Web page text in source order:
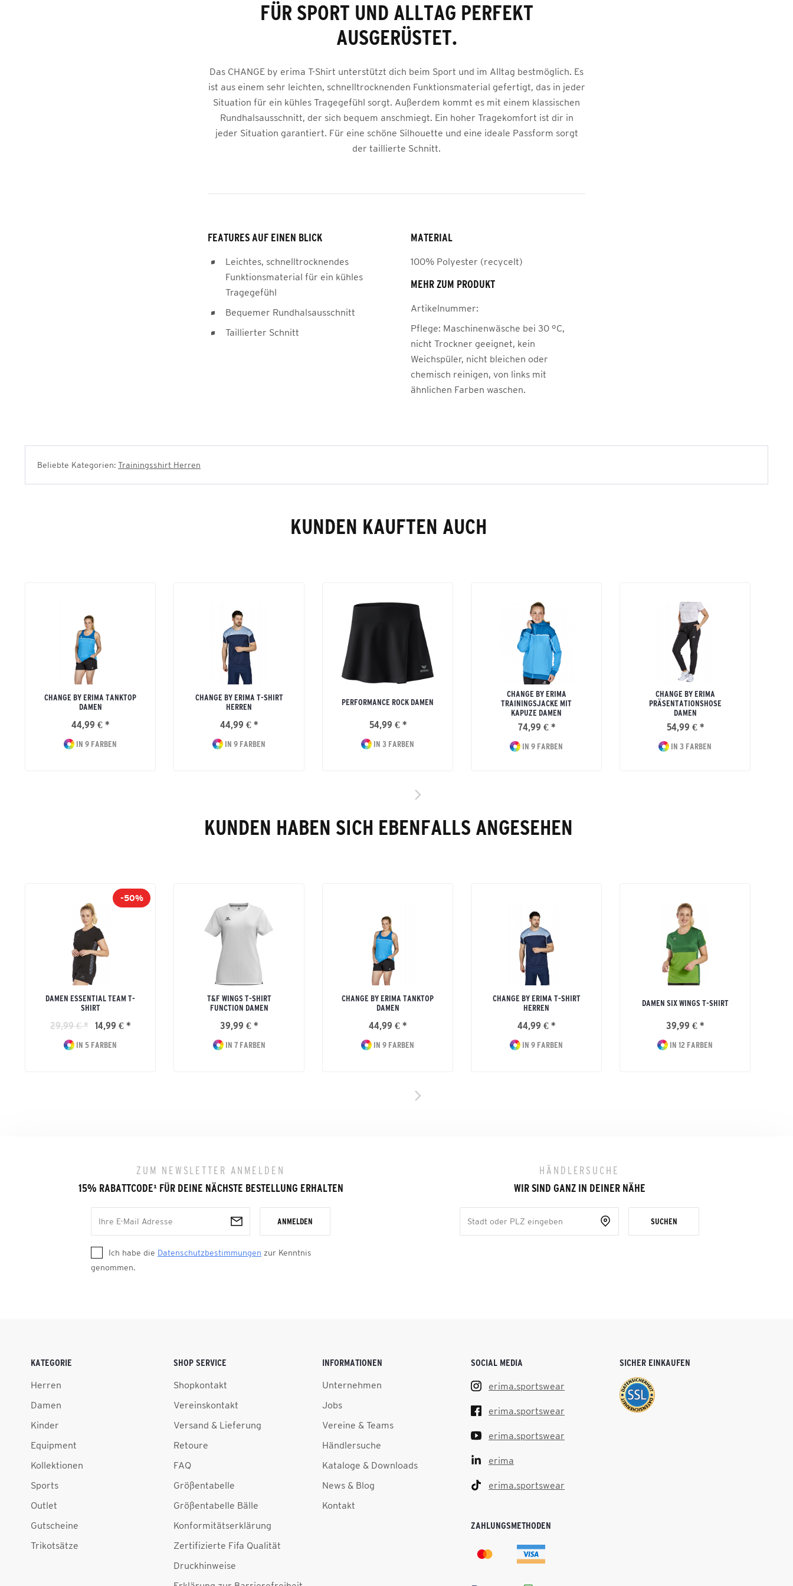
FÜR SPORT UND ALLTAG PERFEKT
AUSGERÜSTET.
Das CHANGE by erima T-Shirt unterstützt dich beim Sport und im Alltag bestmöglich. Es
ist aus einem sehr leichten, schnelltrocknenden Funktionsmaterial gefertigt, das in jeder
Situation für ein kühles Tragegefühl sorgt. Außerdem kommt es mit einem klassischen
Rundhalsausschnitt, der sich bequem anschmiegt. Ein hoher Tragekomfort ist dir in
jeder Situation garantiert. Für eine schöne Silhouette und eine ideale Passform sorgt
der taillierte Schnitt.
FEATURES AUF EINEN BLICK
Leichtes, schnelltrocknendes
Funktionsmaterial für ein kühles
Tragegefühl
Bequemer Rundhalsausschnitt
Taillierter Schnitt
MATERIAL
100% Polyester (recycelt)
MEHR ZUM PRODUKT
Artikelnummer:
Pflege: Maschinenwäsche bei 30 °C,
nicht Trockner geeignet, kein
Weichspüler, nicht bleichen oder
chemisch reinigen, von links mit
ähnlichen Farben waschen.
Beliebte Kategorien: Trainingsshirt Herren
KUNDEN KAUFTEN AUCH
CHANGE BY ERIMA TANKTOP
DAMEN
44,99 € *
IN 9 FARBEN
CHANGE BY ERIMA T-SHIRT
HERREN
44,99 € *
IN 9 FARBEN
PERFORMANCE ROCK DAMEN
54,99 € *
IN 3 FARBEN
CHANGE BY ERIMA
TRAININGSJACKE MIT
KAPUZE DAMEN
74,99 € *
IN 9 FARBEN
CHANGE BY ERIMA
PRÄSENTATIONSHOSE
DAMEN
54,99 € *
IN 3 FARBEN
KUNDEN HABEN SICH EBENFALLS ANGESEHEN
-50%
DAMEN ESSENTIAL TEAM T-
SHIRT
29,99 € * 14,99 € *
IN 5 FARBEN
T&F WINGS T-SHIRT
FUNCTION DAMEN
39,99 € *
IN 7 FARBEN
CHANGE BY ERIMA TANKTOP
DAMEN
44,99 € *
IN 9 FARBEN
CHANGE BY ERIMA T-SHIRT
HERREN
44,99 € *
IN 9 FARBEN
DAMEN SIX WINGS T-SHIRT
39,99 € *
IN 12 FARBEN
ZUM NEWSLETTER ANMELDEN
15% RABATTCODE¹FÜR DEINE NÄCHSTE BESTELLUNG ERHALTEN
ANMELDEN
Ich habe die Datenschutzbestimmungen zur Kenntnis
genommen.
HÄNDLERSUCHE
WIR SIND GANZ IN DEINER NÄHE
SUCHEN
KATEGORIE
Herren
Damen
Kinder
Equipment
Kollektionen
Sports
Outlet
Gutscheine
Trikotsätze
SHOP SERVICE
Shopkontakt
Vereinskontakt
Versand & Lieferung
Retoure
FAQ
Größentabelle
Größentabelle Bälle
Konformitätserklärung
Zertifizierte Fifa Qualität
Druckhinweise
INFORMATIONEN
Unternehmen
Jobs
Vereine & Teams
Händlersuche
Kataloge & Downloads
News & Blog
Kontakt
SOCIAL MEDIA
erima.sportswear
erima.sportswear
erima.sportswear
erima
erima.sportswear
ZAHLUNGSMETHODEN
SICHER EINKAUFEN